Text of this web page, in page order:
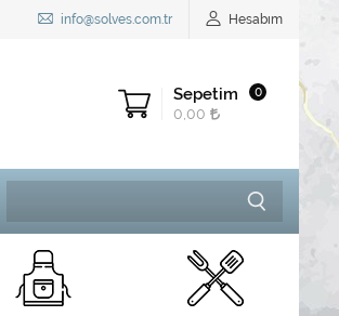
info@solves.com.tr Hesabım
Sepetim 0
0,00